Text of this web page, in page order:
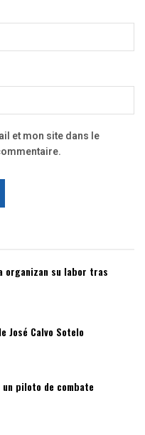
et mon site dans le
organizan su labor tras
José Calvo Sotelo
un piloto de combate